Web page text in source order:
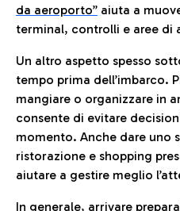
da aeroporto” aiuta a
terminal, controlli e aree di
Un altro aspetto spesso
tempo prima dell’imbarco.
mangiare o organizzare in
consente di evitare
momento. Anche dare uno
ristorazione e shopping
aiutare a gestire meglio
In generale, arrivare